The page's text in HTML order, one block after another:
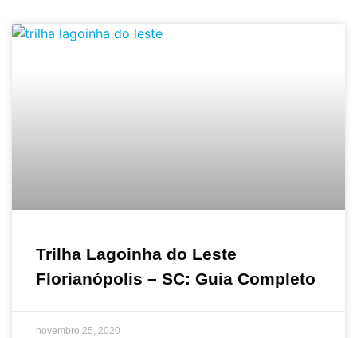
Trilha Lagoinha do Leste
Florianópolis – SC: Guia Completo
novembro 25, 2020